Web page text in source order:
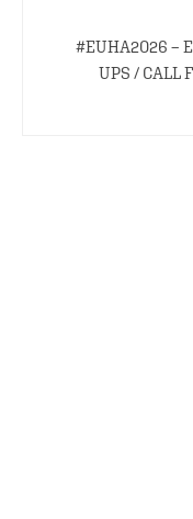
#EUHA2026 –
UPS / CALL